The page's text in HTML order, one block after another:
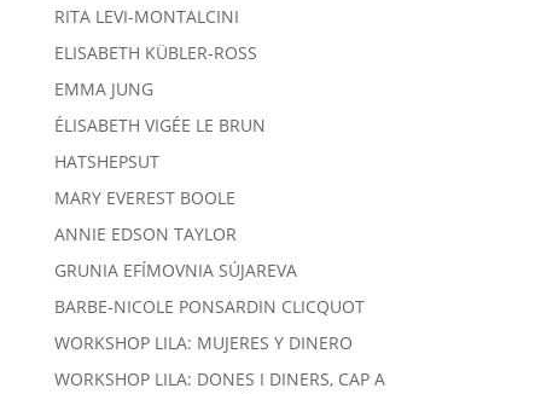
RITA LEVI-MONTALCINI
ELISABETH KÜBLER-ROSS
EMMA JUNG
ÉLISABETH VIGÉE LE BRUN
HATSHEPSUT
MARY EVEREST BOOLE
ANNIE EDSON TAYLOR
GRUNIA EFÍMOVNIA SÚJAREVA
BARBE-NICOLE PONSARDIN CLICQUOT
WORKSHOP LILA: MUJERES Y DINERO
WORKSHOP LILA: DONES I DINERS, CAP A